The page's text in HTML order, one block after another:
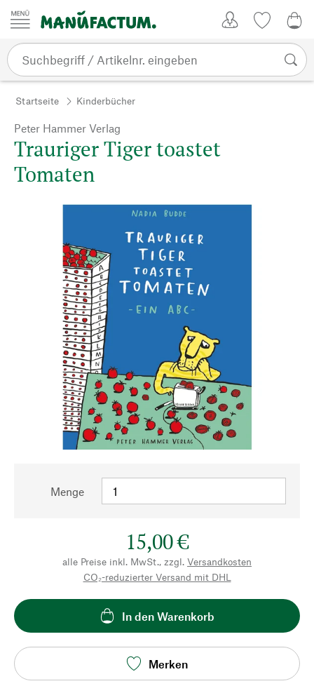
Zum Inhalt springen
Startseite Kinderbücher
Peter Hammer Verlag
Trauriger Tiger toastet
Tomaten
Menge
15,00 €
alle Preise inkl. MwSt., zzgl. Versandkosten
CO₂-reduzierter Versand mit DHL
In den Warenkorb
Merken